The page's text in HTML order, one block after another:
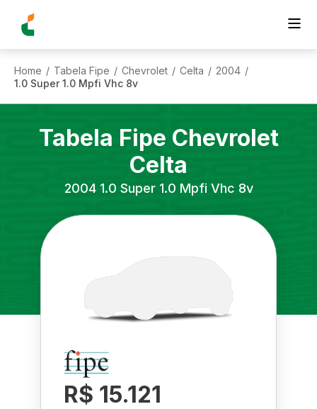
Home / Tabela Fipe / Chevrolet / Celta / 2004 /
1.0 Super 1.0 Mpfi Vhc 8v
Tabela Fipe Chevrolet
Celta
2004 1.0 Super 1.0 Mpfi Vhc 8v
R$ 15.121